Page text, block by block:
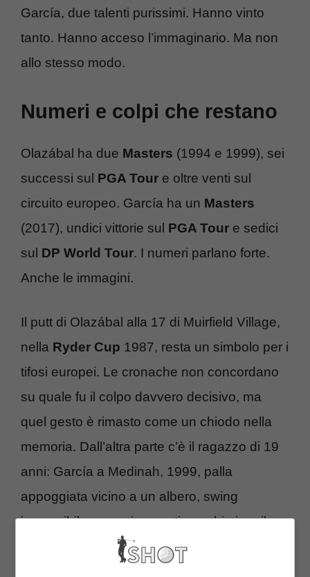
García, due talenti purissimi. Hanno vinto
tanto. Hanno acceso l’immaginario. Ma non
allo stesso modo.
Numeri e colpi che restano
Olazábal ha due Masters (1994 e 1999), sei
successi sul PGA Tour e oltre venti sul
circuito europeo. García ha un Masters
(2017), undici vittorie sul PGA Tour e sedici
sul DP World Tour. I numeri parlano forte.
Anche le immagini.
Il putt di Olazábal alla 17 di Muirfield Village,
nella Ryder Cup 1987, resta un simbolo per i
tifosi europei. Le cronache non concordano
su quale fu il colpo davvero decisivo, ma
quel gesto è rimasto come un chiodo nella
memoria. Dall’altra parte c’è il ragazzo di 19
anni: García a Medinah, 1999, palla
appoggiata vicino a un albero, swing
impossibile, corsa in avanti per sbirciare il
green. Uno scatto che è diventato poster e